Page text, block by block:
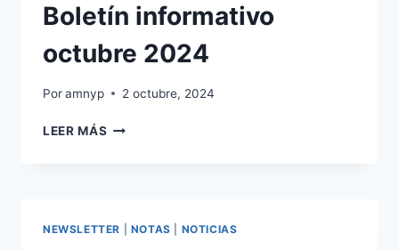
Boletín informativo
octubre 2024
Poramnyp 2 octubre, 2024
LEER MÁS BOLETÍN
NEWSLETTER NOTAS NOTICIAS